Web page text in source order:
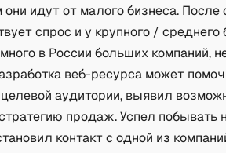
они идут от малого бизнеса.
спрос и у крупного /
в России больших компаний,
веб-ресурса может
аудитории, выявил
продаж. Успел
контакт с одной из